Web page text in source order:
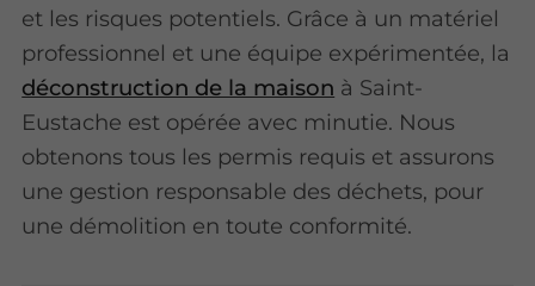
et les risques potentiels. Grâce à un matériel
professionnel et une équipe expérimentée, la
déconstruction de la maison à Saint-
Eustache est opérée avec minutie. Nous
obtenons tous les permis requis et assurons
une gestion responsable des déchets, pour
une démolition en toute conformité.